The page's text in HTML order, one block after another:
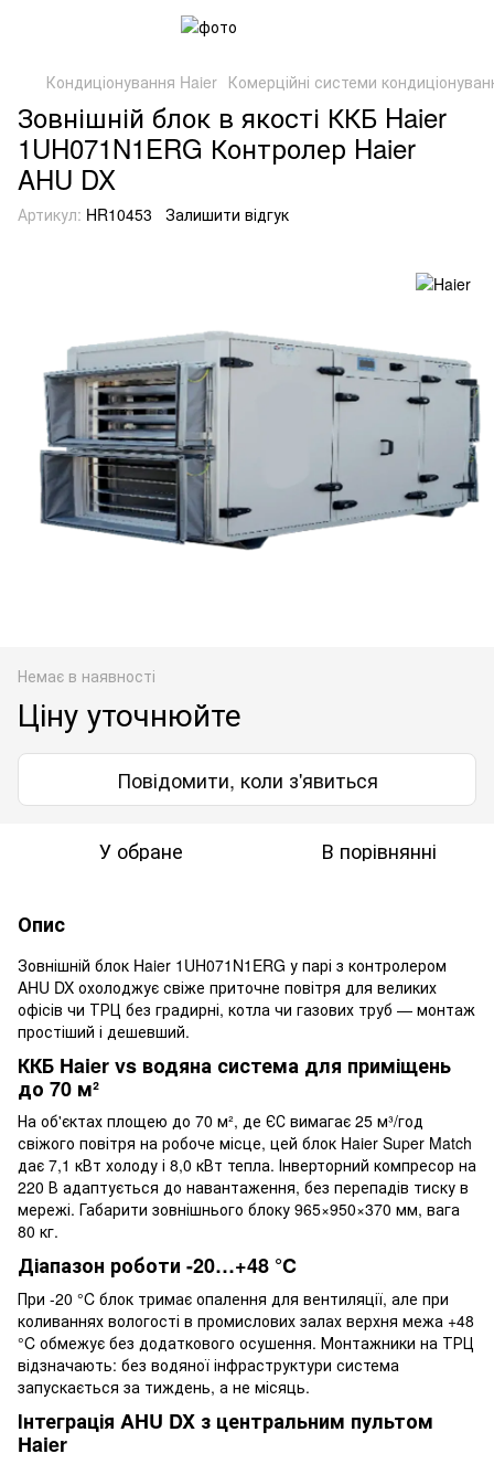
Кондиціонування Haier Комерційні системи
Зовнішній блок в якості ККБ Haier
1UH071N1ERG Контролер Haier
AHU DX
Артикул: HR10453 Залишити відгук
Немає в наявності
Ціну уточнюйте
Повідомити, коли з'явиться
У обране В порівнянні
Опис
Зовнішній блок Haier 1UH071N1ERG у парі з контролером
AHU DX охолоджує свіже приточне повітря для великих
офісів чи ТРЦ без градирні, котла чи газових труб — монтаж
простіший і дешевший.
ККБ Haier vs водяна система для приміщень
до 70 м²
На об'єктах площею до 70 м², де ЄС вимагає 25 м³/год
свіжого повітря на робоче місце, цей блок Haier Super Match
дає 7,1 кВт холоду і 8,0 кВт тепла. Інверторний компресор на
220 В адаптується до навантаження, без перепадів тиску в
мережі. Габарити зовнішнього блоку 965×950×370 мм, вага
80 кг.
Діапазон роботи -20…+48 °C
При -20 °C блок тримає опалення для вентиляції, але при
коливаннях вологості в промислових залах верхня межа +48
°C обмежує без додаткового осушення. Монтажники на ТРЦ
відзначають: без водяної інфраструктури система
запускається за тиждень, а не місяць.
Інтеграція AHU DX з центральним пультом
Haier